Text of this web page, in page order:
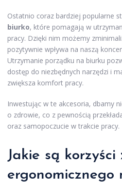
Ostatnio coraz bardziej popularne
biurko, które pomagają w
pracy. Dzięki nim możemy
pozytywnie wpływa na naszą
Utrzymanie porządku na biurku
dostęp do niezbędnych narzędzi i
zwiększa komfort pracy.
Inwestując w te akcesoria, dbamy
o zdrowie, co z pewnością
oraz samopoczucie w trakcie pracy.
Jakie są korzyści
ergonomicznego